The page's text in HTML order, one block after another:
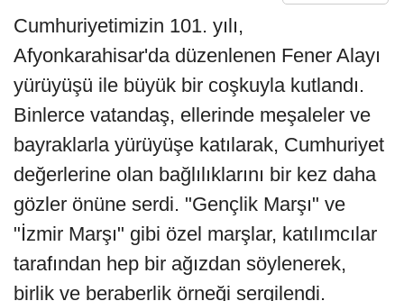
Cumhuriyetimizin 101. yılı,
Afyonkarahisar'da düzenlenen Fener Alayı
yürüyüşü ile büyük bir coşkuyla kutlandı.
Binlerce vatandaş, ellerinde meşaleler ve
bayraklarla yürüyüşe katılarak, Cumhuriyet
değerlerine olan bağlılıklarını bir kez daha
gözler önüne serdi. "Gençlik Marşı" ve
"İzmir Marşı" gibi özel marşlar, katılımcılar
tarafından hep bir ağızdan söylenerek,
birlik ve beraberlik örneği sergilendi.